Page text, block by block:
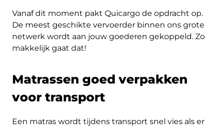
Vanaf dit moment pakt Quicargo de opdracht op.
De meest geschikte vervoerder binnen ons grote
netwerk wordt aan jouw goederen gekoppeld. Zo
makkelijk gaat dat!
Matrassen goed verpakken
voor transport
Een matras wordt tijdens transport snel vies als er